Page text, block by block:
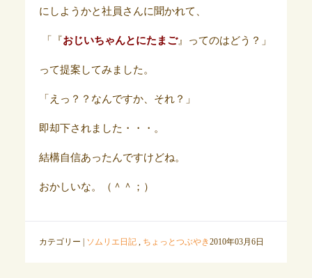
にしようかと社員さんに聞かれて、
「『おじいちゃんとにたまご』ってのはどう？」
って提案してみました。
「えっ？？なんですか、それ？」
即却下されました・・・。
結構自信あったんですけどね。
おかしいな。（＾＾；）
カテゴリー | ソムリエ日記, ちょっとつぶやき2010年03月6日